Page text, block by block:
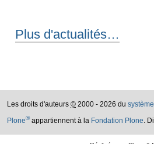
Plus d'actualités…
Les droits d'auteurs © 2000 - 2026 du
Plone®appartiennent à la Fondation Plone.